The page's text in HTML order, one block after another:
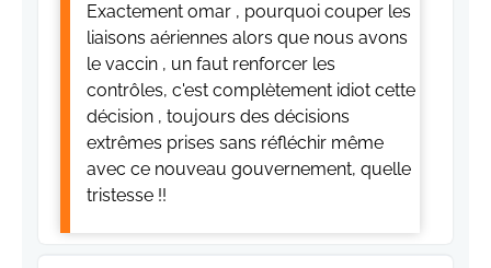
Exactement omar , pourquoi couper les
liaisons aériennes alors que nous avons
le vaccin , un faut renforcer les
contrôles, c'est complètement idiot cette
décision , toujours des décisions
extrêmes prises sans réfléchir même
avec ce nouveau gouvernement, quelle
tristesse !!